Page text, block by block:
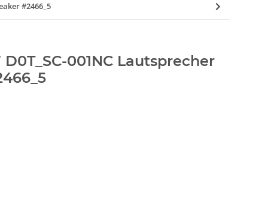
#2466_5
001NC Lautsprecher